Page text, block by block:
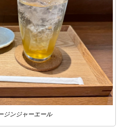
ジンジャーエール